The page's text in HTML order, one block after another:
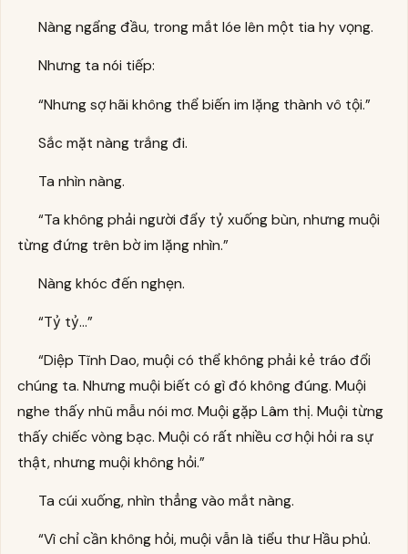
Nàng ngẩng đầu, trong mắt lóe lên một tia hy vọng.
Nhưng ta nói tiếp:
“Nhưng sợ hãi không thể biến im lặng thành vô tội.”
Sắc mặt nàng trắng đi.
Ta nhìn nàng.
“Ta không phải người đẩy tỷ xuống bùn, nhưng muội
từng đứng trên bờ im lặng nhìn.”
Nàng khóc đến nghẹn.
“Tỷ tỷ…”
“Diệp Tĩnh Dao, muội có thể không phải kẻ tráo đổi
chúng ta. Nhưng muội biết có gì đó không đúng. Muội
nghe thấy nhũ mẫu nói mơ. Muội gặp Lâm thị. Muội từng
thấy chiếc vòng bạc. Muội có rất nhiều cơ hội hỏi ra sự
thật, nhưng muội không hỏi.”
Ta cúi xuống, nhìn thẳng vào mắt nàng.
“Vì chỉ cần không hỏi, muội vẫn là tiểu thư Hầu phủ.